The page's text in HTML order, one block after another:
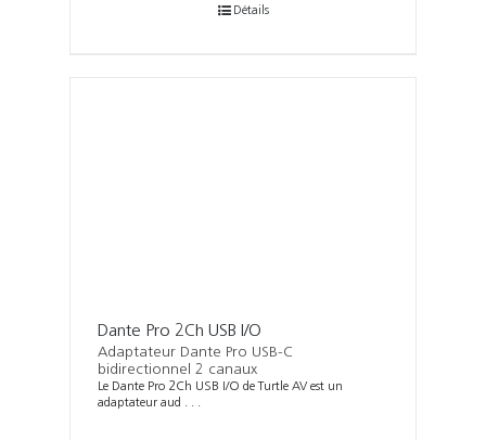
Détails
Dante Pro 2Ch USB I/O
Adaptateur Dante Pro USB-C
bidirectionnel 2 canaux
Le Dante Pro 2Ch USB I/O de Turtle AV est un
adaptateur aud . . .